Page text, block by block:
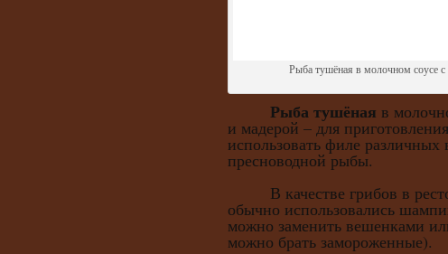
Рыба тушёная в молочном соусе
Рыба тушёная в
и мадерой – для
использовать филе
пресноводной рыбы.
В качестве грибов в
обычно использовались
можно заменить вешенками
можно брать замороженные).